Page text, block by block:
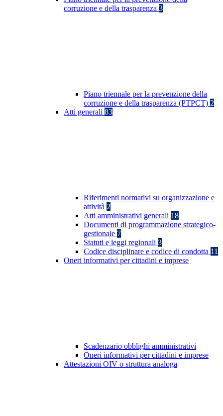
corruzione e della trasparenza 3
Piano triennale per la prevenzione della
corruzione e della trasparenza (PTPCT) 2
Atti generali 83
Riferimenti normativi su organizzazione e
attività 2
Atti amministrativi generali 18
Documenti di programmazione strategico-
gestionale 7
Statuti e leggi regionali 3
Codice disciplinare e codice di condotta 11
Oneri informativi per cittadini e imprese
Scadenzario obblighi amministrativi
Oneri informativi per cittadini e imprese
Attestazioni OIV o struttura analoga